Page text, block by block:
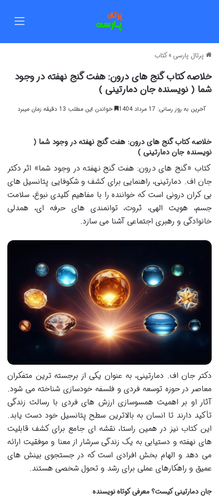
پرتال پارسی »کتاب
خلاصه کتاب گنج های درون: هفت گنج نهفته در وجود
شما ( نویسنده جان دمارتینی )
آخرین به روز رسانی: 17 مرداد 1404 خواندن این مطلب 13 دقیقه زمان میبرد
خلاصه کتاب گنج های درون: هفت گنج نهفته در وجود شما (
نویسنده جان دمارتینی )
کتاب «گنج های درون: هفت گنج نهفته در وجود شما» اثر دکتر
جان اف. دمارتینی، راهنمایی برای کشف و شکوفایی پتانسیل های
بی کران درونی است که خواننده را با مفاهیم کلیدی نبوغ، سلامت
جسم، هویت الهی، ثروت، توانمندی های حرفه ای، همدلی
خانوادگی و رهبری اجتماعی آشنا می سازد.
دکتر جان اف. دمارتینی، به عنوان یکی از برجسته ترین متفکران
معاصر در حوزه توسعه فردی و فلسفه خودسازی شناخته می شود.
آثار او بر اهمیت همسوسازی ارزش های فردی با رسالت زندگی
تأکید دارند تا انسان به بالاترین سطح پتانسیل خود دست یابد.
این کتاب نیز در همین راستا، نقشه ای جامع برای کشف قابلیت
های نهفته و دستیابی به یک زندگی سرشار از معنا و موفقیت ارائه
می دهد و الهام بخش افرادی است که در جستجوی بینش های
عمیق و راهکارهای عملی برای رشد و تحول شخصی هستند.
جان دمارتینی کیست؟ معرفی کوتاه نویسنده